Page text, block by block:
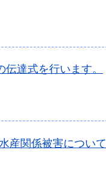
達式を行います。
産関係被害について